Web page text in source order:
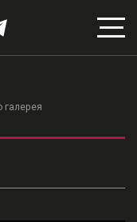
галерея